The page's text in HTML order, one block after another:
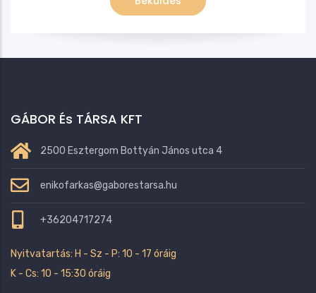
GÁBOR És TÁRSA KFT
2500 Esztergom Bottyán János utca 4
enikofarkas@gaborestarsa.hu
+36204717274
Nyitvatartás: H - Sz - P: 10 - 17 óráig
K - Cs: 10 - 15:30 óráig